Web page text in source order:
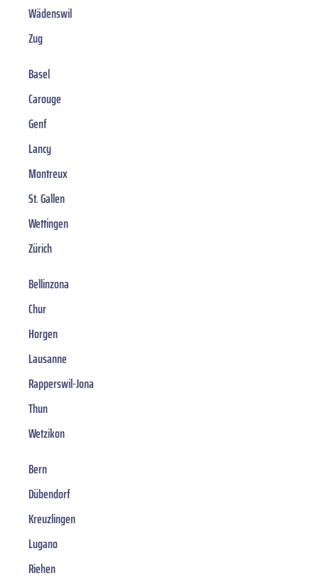
Wädenswil
Zug
Basel
Carouge
Genf
Lancy
Montreux
St. Gallen
Wettingen
Zürich
Bellinzona
Chur
Horgen
Lausanne
Rapperswil-Jona
Thun
Wetzikon
Bern
Dübendorf
Kreuzlingen
Lugano
Riehen